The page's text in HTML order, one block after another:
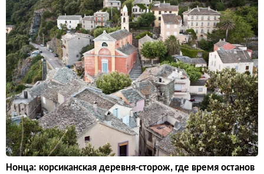
Нонца: корсиканская деревня-сторож, где время останов